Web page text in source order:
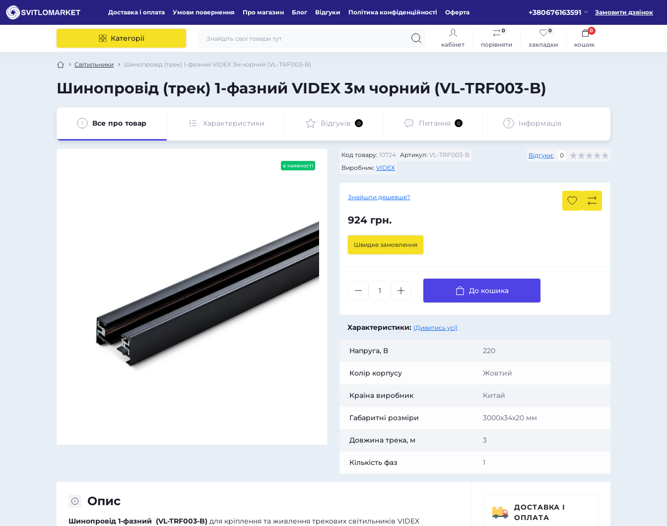
Доставка і оплата Умови повернення Про магазин Блог Відгуки Політика конфіденційності Оферта +380676163591 Замовити дзвінок
Категорії
кабінет порівняти
0
закладки
0
кошик
0
Світильники Шинопровід (трек) 1-фазний VIDEX 3м чорний (VL-TRF003-B)
Шинопровід (трек) 1-фазний VIDEX 3м чорний (VL-TRF003-B)
Все про товар Характеристики Відгуків 0 Питання 0 Iнформація
в наявності
Код товару: 10724 Артикул: VL-TRF003-B
Виробник: VIDEX
Відгуки: 0
Знайшли дешевше?
924 грн.
Швидке замовлення
До кошика
Характеристики: (Дивитись усі)
Напруга, В 220
Колір корпусу Жовтий
Країна виробник Китай
Габаритні розміри 3000x34x20 мм
Довжина трека, м 3
Кількість фаз 1
Опис
Шинопровід 1-фазний (VL-TRF003-B) для кріплення та живлення трекових світильників VIDEX
ДОСТАВКА І
ОПЛАТА